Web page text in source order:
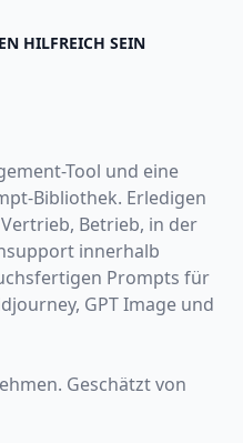
HILFREICH SEIN
Tool und eine
Bibliothek. Erledigen
Betrieb, in der
innerhalb
Prompts für
GPT Image und
Geschätzt von